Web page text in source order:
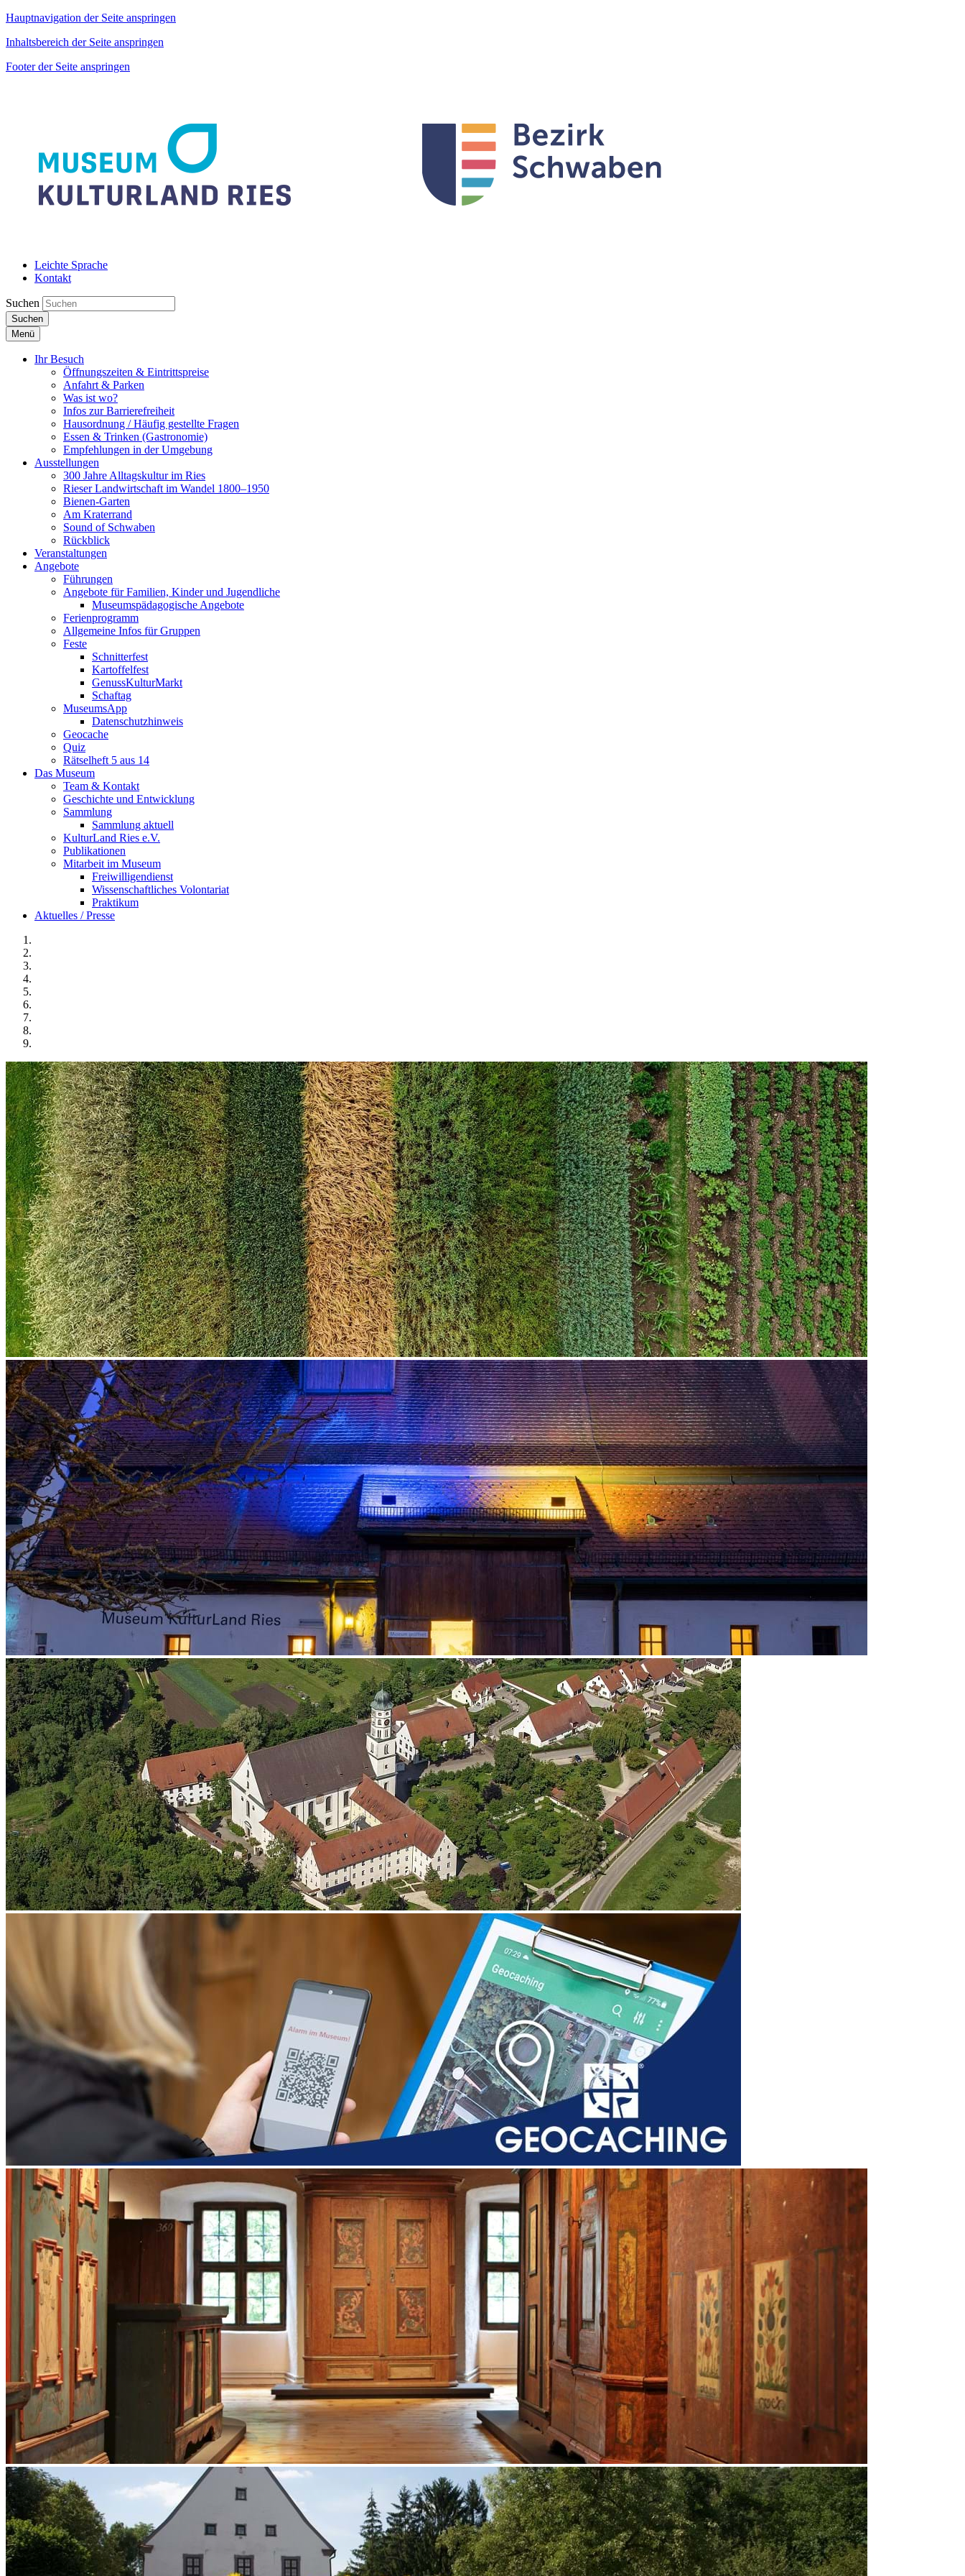
Hauptnavigation der Seite anspringen
Inhaltsbereich der Seite anspringen
Footer der Seite anspringen
Leichte Sprache
Kontakt
Suchen
Suchen
Menü
Ihr Besuch
Öffnungszeiten & Eintrittspreise
Anfahrt & Parken
Was ist wo?
Infos zur Barrierefreiheit
Hausordnung / Häufig gestellte Fragen
Essen & Trinken (Gastronomie)
Empfehlungen in der Umgebung
Ausstellungen
300 Jahre Alltagskultur im Ries
Rieser Landwirtschaft im Wandel 1800–1950
Bienen-Garten
Am Kraterrand
Sound of Schwaben
Rückblick
Veranstaltungen
Angebote
Führungen
Angebote für Familien, Kinder und Jugendliche
Museumspädagogische Angebote
Ferienprogramm
Allgemeine Infos für Gruppen
Feste
Schnitterfest
Kartoffelfest
GenussKulturMarkt
Schaftag
MuseumsApp
Datenschutzhinweis
Geocache
Quiz
Rätselheft 5 aus 14
Das Museum
Team & Kontakt
Geschichte und Entwicklung
Sammlung
Sammlung aktuell
KulturLand Ries e.V.
Publikationen
Mitarbeit im Museum
Freiwilligendienst
Wissenschaftliches Volontariat
Praktikum
Aktuelles / Presse